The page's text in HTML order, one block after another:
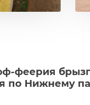
феерия
по Нижнему